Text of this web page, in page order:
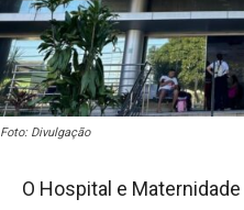
Foto: Divulgação
O Hospital e